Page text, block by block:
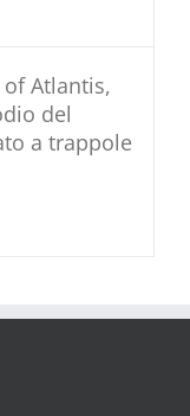
of Atlantis,
del
a trappole